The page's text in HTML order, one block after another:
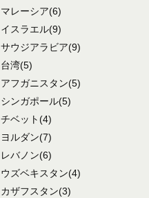
マレーシア(6)
イスラエル(9)
サウジアラビア(9)
台湾(5)
アフガニスタン(5)
シンガポール(5)
チベット(4)
ヨルダン(7)
レバノン(6)
ウズベキスタン(4)
カザフスタン(3)